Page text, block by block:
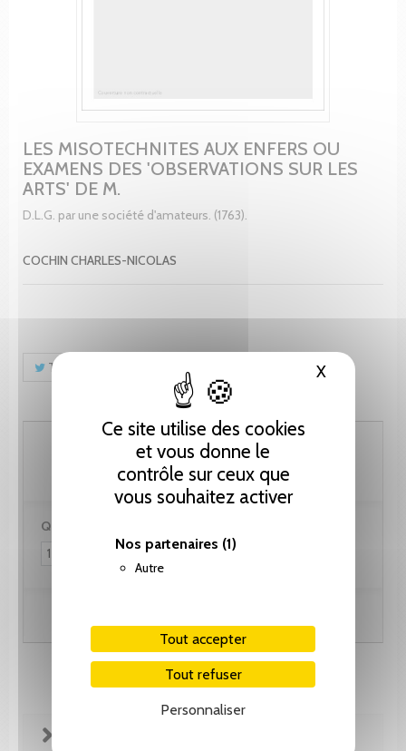
Ce site utilise des cookies
et vous donne le
contrôle sur ceux que
vous souhaitez activer
Nos partenaires (1)
Autre
Tout accepter
Tout refuser
Personnaliser
XMasquer
LES MISOTECHNITES AUX ENFERS OU
EXAMENS DES 'OBSERVATIONS SUR LES
ARTS' DE M.
D.L.G. par une société d'amateurs. (1763).
COCHIN CHARLES-NICOLAS
Tweet
30.80 CHF
Quantité :